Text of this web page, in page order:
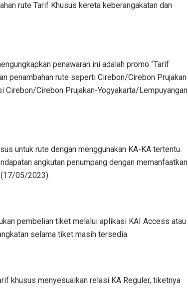
rute Tarif Khusus kereta keberangakatan dan
penawaran ini adalah promo “Tarif
penambahan rute seperti Cirebon/Cirebon Prujakan
Cirebon/Cirebon Prujakan-Yogyakarta/Lempuyangan
untuk rute dengan menggunakan KA-KA tertentu.
angkutan penumpang dengan memanfaatkan
(17/05/2023).
pembelian tiket melalui aplikasi KAI Access atau
selama tiket masih tersedia.
khusus menyesuaikan relasi KA Reguler, tiketnya